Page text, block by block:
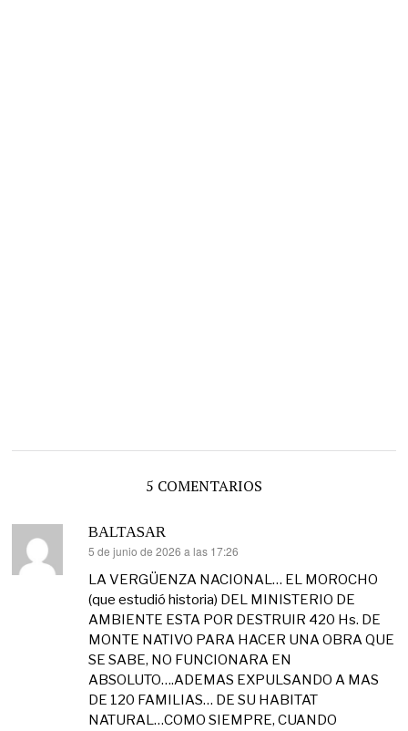
5 COMENTARIOS
BALTASAR
dice:
5 de junio de 2026 a las 17:26
LA VERGÜENZA NACIONAL… EL MOROCHO
(que estudió historia) DEL MINISTERIO DE
AMBIENTE ESTA POR DESTRUIR 420 Hs. DE
MONTE NATIVO PARA HACER UNA OBRA QUE
SE SABE, NO FUNCIONARA EN
ABSOLUTO….ADEMAS EXPULSANDO A MAS
DE 120 FAMILIAS… DE SU HABITAT
NATURAL…COMO SIEMPRE, CUANDO